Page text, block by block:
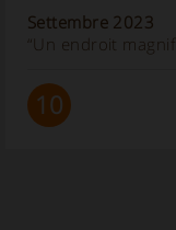
Settembre 2023
“Un endroit
10